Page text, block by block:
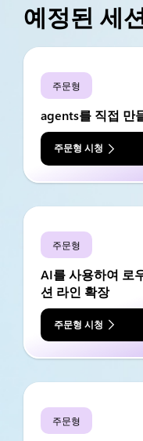
예정된 세
주문형
agents를 직접 만
주문형 시청
주문형
AI를 사용하여 로
션 라인 확장
주문형 시청
주문형